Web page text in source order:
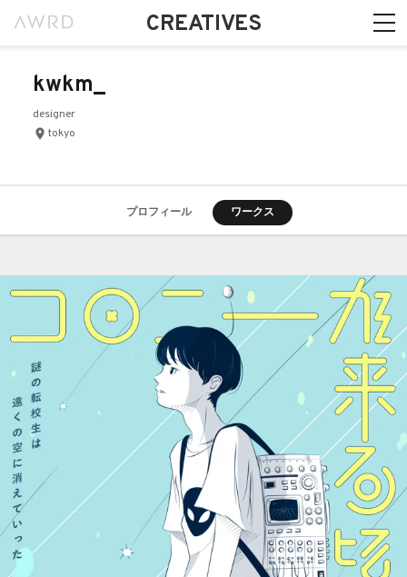
CREATIVES
kwkm_
designer
tokyo
プロフィール ワークス